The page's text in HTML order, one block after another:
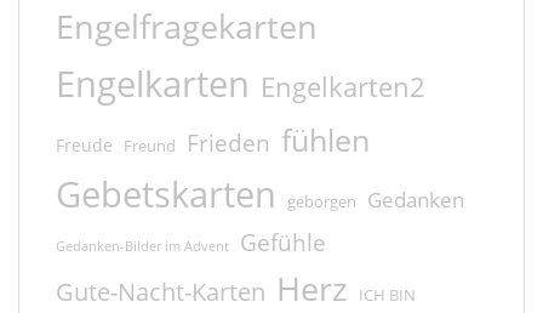
Engelfragekarten
Engelkarten Engelkarten2
Freude Freund Frieden fühlen
Gebetskarten geborgen Gedanken
Gedanken-Bilder im Advent Gefühle
Gute-Nacht-Karten Herz ICH BIN